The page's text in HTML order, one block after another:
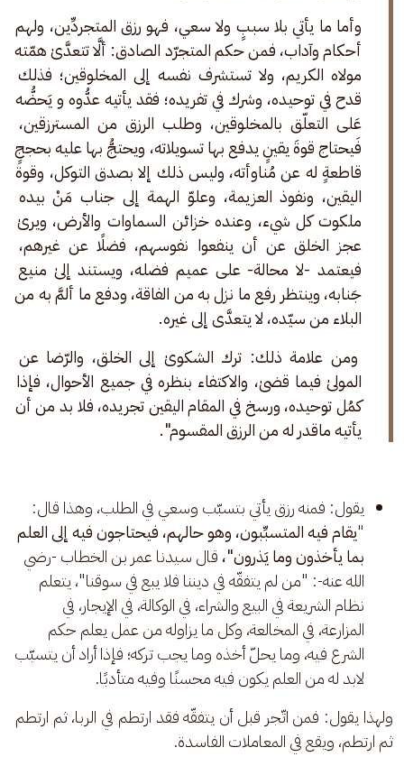
وأما ما يأتي بلا سببٍ ولا سعي، فهو رزق المتجردِّين، ولهم
أحكام وآداب، فمن حكم المتجرّد الصادق: ألَّا تتعدَّىٰ همّته
مولاه الكريم، ولا تستشرف نفسه إلى المخلوقين؛ فذلك
قدح في توحيده، وشرك في تفريده؛ فقد يأتيه عدُّوه و يَحضُّه
عَلى التعلّق بالمخلوقين، وطلب الرزق من المسترزقين،
فَيحتاج قوةَ يقينٍ يدفع بها تسويلاته، ويحتجُّ بها عليه بحججٍ
قاطعةٍ له عن مُناوأته، وليس ذلك إلا بصدق التوكل، وقوة
اليقين، ونفوذ العزيمة، وعلوّ الهمة إلى جناب مَنْ بيده
ملكوت كل شيء، وعنده خزائن السماوات والأرض، ويرىٰ
عجز الخلق عن أن ينفعوا نفوسهم، فضلًا عن غيرهم،
فيعتمد -لا محالة- على عميم فضله، ويستند إلىٰ منيع
جَنابه، وينتظر رفع ما نزل به من الفاقة، ودفع ما ألمَّ به من
البلاء من سيّده، لا يتعدَّى إلى غيره.
ومن علامة ذلك: ترك الشكوىٰ إلى الخلق، والرّضا عن
المولىٰ فيما قضىٰ، والاكتفاء بنظره في جميع الأحوال، فإذا
كمُل توحيده، ورسخ في المقام اليقين تجريده، فلا بد من أن
يأتيه ماقدر له من الرزق المقسوم".
يقول: فمنه رزق يأتي بتسبّب وسعي في الطلب، وهذا قال:
"يقام فيه المتسبِّبون، وهو حالهم، فيحتاجون فيه إلى العلم
بما يأخذون وما يَذرون"، قال سيدنا عمر بن الخطاب -رضي
الله عنه-: "من لم يتفقّه في ديننا فلا يبع في سوقنا"، يتعلم
نظام الشريعة في البيع والشراء، في الوكالة، في الإيجار، في
المزارعة، في المخالعة، وكل ما يزاوله من عمل يعلم حكم
الشرع فيه، وما يحلّ أخذه وما يجب تركه؛ فإذا أراد أن يتسبّب
لابد له من العلم يكون فيه محسنًا وفيه متأدبًا.
ولهذا يقول: فمن اتّجر قبل أن يتفقّه فقد ارتطم في الربا، ثم ارتطم
ثم ارتطم، ويقع في المعاملات الفاسدة.